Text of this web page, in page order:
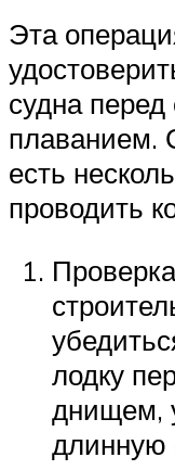
Эта
судна
плаванием.
есть
проводить
лодку
днищем,
длинную